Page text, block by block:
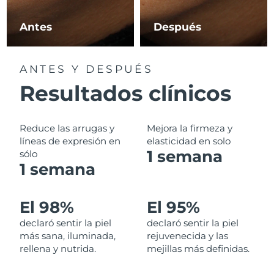
Antes Después
ANTES Y DESPUÉS
Resultados clínicos
Reduce las arrugas y
líneas de expresión en
sólo
1 semana
Mejora la firmeza y
elasticidad en solo
1 semana
El 98%
declaró sentir la piel
más sana, iluminada,
rellena y nutrida.
El 95%
declaró sentir la piel
rejuvenecida y las
mejillas más definidas.
Filipinas Entrega prevista
Portugal Entrega prevista
Catar Entrega prevista8/9/26
Reunión
Rumanía
Rusia Entrega prevista8/16/26
Arabia Saudí Entrega prevista8/9/26